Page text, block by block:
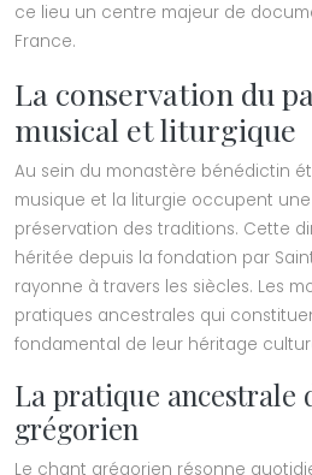
ce lieu un centre majeur de
France.
La conservation du
musical et liturgique
Au sein du monastère bénédictin
musique et la liturgie occupent
préservation des traditions. Cette
héritée depuis la fondation par
rayonne à travers les siècles. Les
pratiques ancestrales qui
fondamental de leur héritage
La pratique ancestrale
grégorien
Le chant grégorien résonne